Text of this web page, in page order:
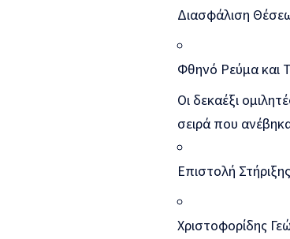
Διασφάλιση
Φθηνό Ρεύμα και
Οι δεκαέξι
σειρά που
Επιστολή
Χριστοφορίδης